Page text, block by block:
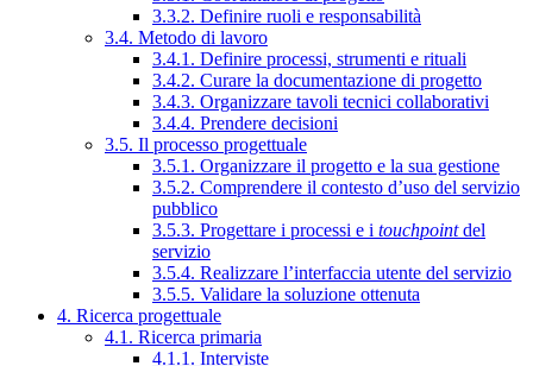
3.3.2. Definire ruoli e responsabilità
3.4. Metodo di lavoro
3.4.1. Definire processi, strumenti e rituali
3.4.2. Curare la documentazione di progetto
3.4.3. Organizzare tavoli tecnici collaborativi
3.4.4. Prendere decisioni
3.5. Il processo progettuale
3.5.1. Organizzare il progetto e la sua gestione
3.5.2. Comprendere il contesto d’uso del servizio
pubblico
3.5.3. Progettare i processi e i touchpointdel
servizio
3.5.4. Realizzare l’interfaccia utente del servizio
3.5.5. Validare la soluzione ottenuta
4. Ricerca progettuale
4.1. Ricerca primaria
4.1.1. Interviste